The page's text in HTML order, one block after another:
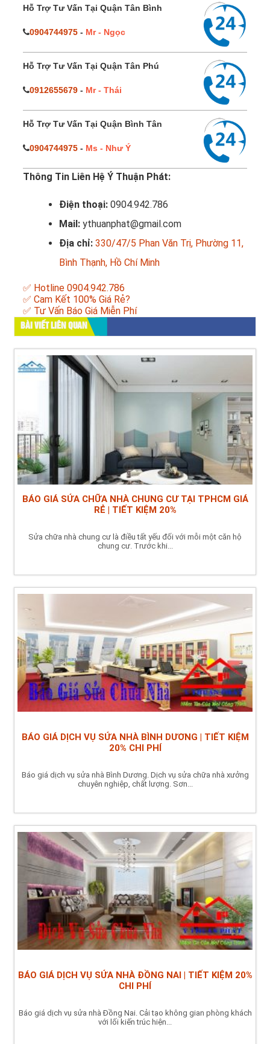
Hỗ Trợ Tư Vấn Tại Quận Tân Bình
0904744975 - Mr - Ngọc
Hỗ Trợ Tư Vấn Tại Quận Tân Phú
0912655679 - Mr - Thái
Hỗ Trợ Tư Vấn Tại Quận Bình Tân
0904744975 - Ms - Như Ý
Thông Tin Liên Hệ Ý Thuận Phát:
Điện thoại: 0904.942.786
Mail: ythuanphat@gmail.com
Địa chỉ: 330/47/5 Phan Văn Trị, Phường 11,
Bình Thạnh, Hồ Chí Minh
✅ Hotline 0904.942.786
✅ Cam Kết 100% Giá Rẻ?
✅ Tư Vấn Báo Giá Miễn Phí
BÀI VIẾT LIÊN QUAN
BÁO GIÁ SỬA CHỮA NHÀ CHUNG CƯ TẠI TPHCM GIÁ
RẺ | TIẾT KIỆM 20%
Sửa chữa nhà chung cư là điều tất yếu đối với mỗi một căn hộ
chung cư. Trước khi...
BÁO GIÁ DỊCH VỤ SỬA NHÀ BÌNH DƯƠNG | TIẾT KIỆM
20% CHI PHÍ
Báo giá dịch vụ sửa nhà Bình Dương. Dịch vụ sửa chữa nhà xưởng
chuyên nghiệp, chất lượng. Sơn...
BÁO GIÁ DỊCH VỤ SỬA NHÀ ĐỒNG NAI | TIẾT KIỆM 20%
CHI PHÍ
Báo giá dịch vụ sửa nhà Đồng Nai. Cải tạo không gian phòng khách
với lối kiến trúc hiện...